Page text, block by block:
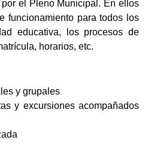
el Pleno Municipal. En ellos
funcionamiento para todos los
educativa, los procesos de
horarios, etc.
y grupales
y excursiones acompañados